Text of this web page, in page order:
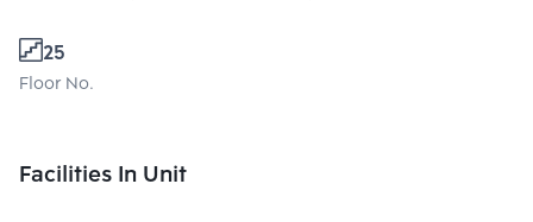
25
Floor No.
Facilities In Unit